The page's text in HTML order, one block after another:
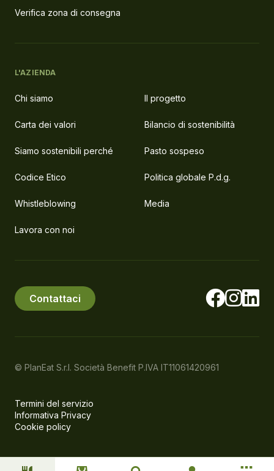
Verifica zona di consegna
L'AZIENDA
Chi siamo Il progetto
Carta dei valori Bilancio di sostenibilità
Siamo sostenibili perché Pasto sospeso
Codice Etico Politica globale P.d.g.
Whistleblowing Media
Lavora con noi
Contattaci
© PlanEat S.r.l. Società Benefit P.IVA IT11061420961
Termini del servizio
Informativa Privacy
Cookie policy